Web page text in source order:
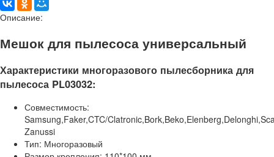
Описание:
Мешок для пылесоса универсальный
Характеристики многоразового пылесборника для
пылесоса PL03032:
Совместимость:
Samsung,Faker,CTC/
Zanussi
Тип: Многоразовый